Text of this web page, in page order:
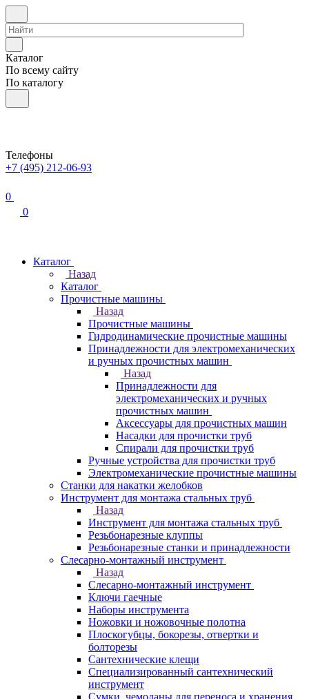
Каталог
По всему сайту
По каталогу
Телефоны
+7 (495) 212-06-93
0
0
Каталог
Назад
Каталог
Прочистные машины
Назад
Прочистные машины
Гидродинамические прочистные машины
Принадлежности для электромеханических
и ручных прочистных машин
Назад
Принадлежности для
электромеханических и ручных
прочистных машин
Аксессуары для прочистных машин
Насадки для прочистки труб
Спирали для прочистки труб
Ручные устройства для прочистки труб
Электромеханические прочистные машины
Станки для накатки желобков
Инструмент для монтажа стальных труб
Назад
Инструмент для монтажа стальных труб
Резьбонарезные клуппы
Резьбонарезные станки и принадлежности
Слесарно-монтажный инструмент
Назад
Слесарно-монтажный инструмент
Ключи гаечные
Наборы инструмента
Ножовки и ножовочные полотна
Плоскогубцы, бокорезы, отвертки и
болторезы
Сантехнические клещи
Специализированный сантехнический
инструмент
Сумки, чемоданы для переноса и хранения